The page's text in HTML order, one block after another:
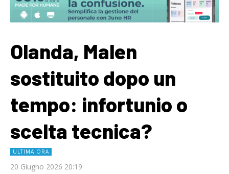
Olanda, Malen
sostituito dopo un
tempo: infortunio o
scelta tecnica?
ULTIMA ORA
20 Giugno 2026 20:19